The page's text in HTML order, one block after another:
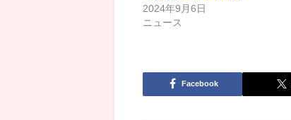
2024年9月6日
ニュース
Facebook